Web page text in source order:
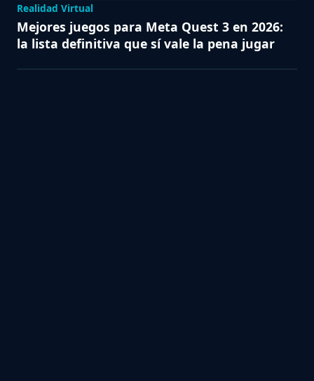
Realidad Virtual
Mejores juegos para Meta Quest 3 en 2026:
la lista definitiva que sí vale la pena jugar